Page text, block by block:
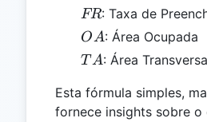
FR
FR: Taxa de
OA
OA: Área Ocupada
TA
T A: Área
Esta fórmula simples,
fornece insights sobre o